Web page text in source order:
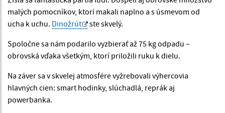
malých pomocníkov, ktorí makali naplno a s úsmevom od
ucha k uchu. Dinožrút
ste skvelý.
Spoločne sa nám podarilo vyzbierať až 75 kg odpadu –
obrovská vďaka všetkým, ktorí priložili ruku k dielu.
Na záver sa v skvelej atmosfére vyžrebovali výhercovia
hlavných cien: smart hodinky, slúchadlá, reprák aj
powerbanka.